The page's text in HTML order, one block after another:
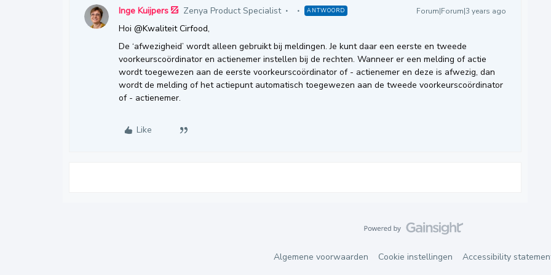
Inge Kuijpers Zenya Product Specialist ANTWOORD Forum|Forum|3 years ago
Hoi @Kwaliteit Cirfood,
De ‘afwezigheid’ wordt alleen gebruikt bij meldingen. Je kunt daar een eerste en tweede
voorkeurscoördinator en actienemer instellen bij de rechten. Wanneer er een melding of actie
wordt toegewezen aan de eerste voorkeurscoördinator of - actienemer en deze is afwezig, dan
wordt de melding of het actiepunt automatisch toegewezen aan de tweede voorkeurscoördinator
of - actienemer.
Like
Algemene voorwaarden Cookie instellingen Accessibility